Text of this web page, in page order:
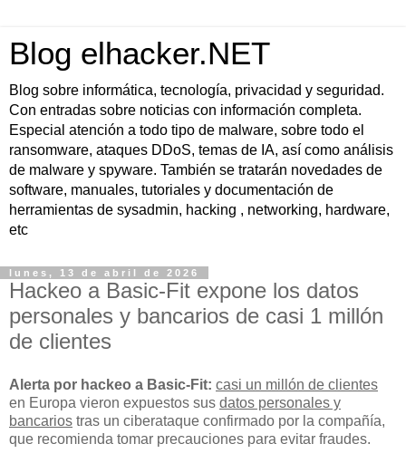
Blog elhacker.NET
Blog sobre informática, tecnología, privacidad y seguridad.
Con entradas sobre noticias con información completa.
Especial atención a todo tipo de malware, sobre todo el
ransomware, ataques DDoS, temas de IA, así como análisis
de malware y spyware. También se tratarán novedades de
software, manuales, tutoriales y documentación de
herramientas de sysadmin, hacking , networking, hardware,
etc
lunes, 13 de abril de 2026
Hackeo a Basic-Fit expone los datos
personales y bancarios de casi 1 millón
de clientes
Alerta por hackeo a Basic-Fit: casi un millón de clientes
en Europa vieron expuestos sus datos personales y
bancarios tras un ciberataque confirmado por la compañía,
que recomienda tomar precauciones para evitar fraudes.